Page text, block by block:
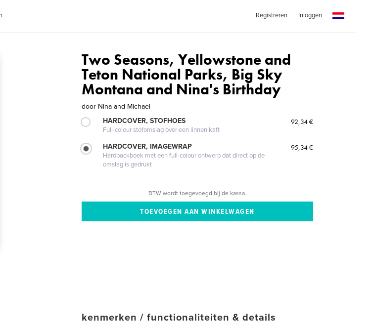
Registreren Inloggen
Two Seasons, Yellowstone and
Teton National Parks, Big Sky
Montana and Nina's Birthday
door Nina and Michael
HARDCOVER, STOFHOES
Full-colour stofomslag over een linnen kaft
92,34 €
HARDCOVER, IMAGEWRAP
Hardbackboek met een full-colour ontwerp dat direct op de
omslag is gedrukt
95,34 €
BTW wordt toegevoegd bij de kassa.
kenmerken / functionaliteiten & details